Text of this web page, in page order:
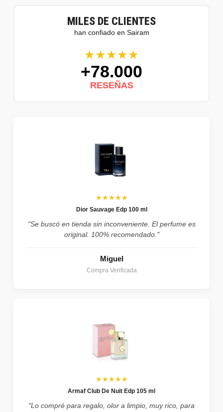
MILES DE CLIENTES
han confiado en Sairam
★★★★★
+78.000
RESEÑAS
★★★★★
Dior Sauvage Edp 100 ml
"Se buscó en tienda sin inconveniente. El perfume es
original. 100% recomendado."
Miguel
Compra Verificada
★★★★★
Armaf Club De Nuit Edp 105 ml
"Lo compré para regalo, olor a limpio, muy rico, para